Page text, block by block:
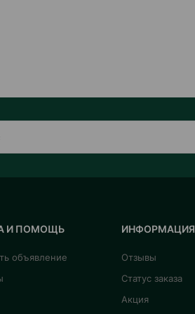
И ПОМОЩЬ
объявление
ИНФОРМАЦИЯ
Отзывы
Статус заказа
Акция